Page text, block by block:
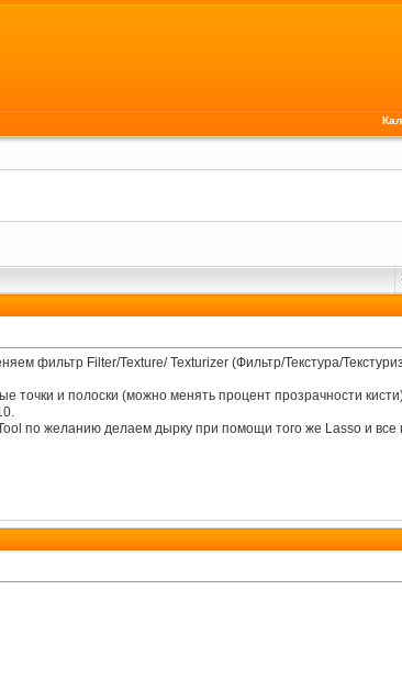
фильтр Filter/Texture/ Texturizer (Фильтр/Текстура/
и полоски (можно менять процент прозрачности
по желанию делаем дырку при помощи того же Lasso и все